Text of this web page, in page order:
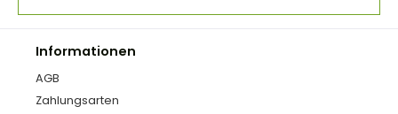
Informationen
AGB
Zahlungsarten